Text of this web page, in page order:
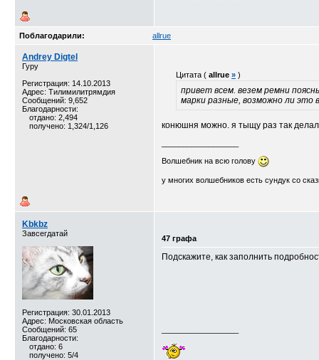
Поблагодарили: allrue
Andrey Digtel
Гуру
Регистрация: 14.10.2013
Адрес: Тилимилитрямдия
Сообщений: 9,652
Благодарности:
отдано: 2,494
получено: 1,324/1,126
Цитата ( allrue » )
привет всем. везем ремни
марки разные, возможно ли это
конюшня можно. я тыщу раз так
Волшебник на всю голову
у многих волшебников есть сундук со
Kbkbz
Завсегдатай
Регистрация: 30.01.2013
Адрес: Московская область
Сообщений: 65
Благодарности:
отдано: 6
получено: 5/4
47 графа
Подскажите, как заполнить